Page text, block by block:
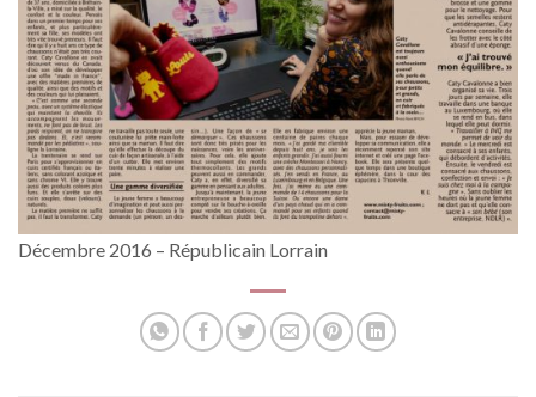
Décembre 2016 – Républicain Lorrain